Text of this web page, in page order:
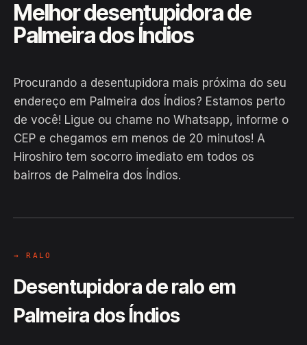
Melhor desentupidora de
Palmeira dos Índios
Procurando a desentupidora mais próxima do seu
endereço em Palmeira dos Índios? Estamos perto
de você! Ligue ou chame no Whatsapp, informe o
CEP e chegamos em menos de 20 minutos! A
Hiroshiro tem socorro imediato em todos os
bairros de Palmeira dos Índios.
EM CAMPO
→ RALO
Desentupidora de ralo em
Palmeira dos Índios